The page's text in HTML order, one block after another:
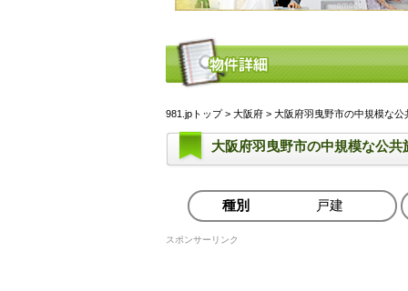
981.jpトップ> 大阪府 > 大阪府羽曳野市の中規模な
大阪府羽曳野市の中規模な公
種別 戸建
スポンサーリンク